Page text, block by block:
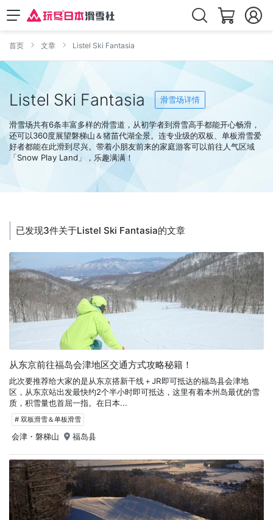
首页 文章 Listel Ski Fantasia
Listel Ski Fantasia 滑雪场详情
滑雪场共有6条丰富多样的滑雪道，从初学者到滑雪高手都能开心畅滑，
还可以360度展望磐梯山＆猪苗代湖全景。连专业级的双板、单板滑雪爱
好者都能在此滑到尽兴。带着小朋友前来的家庭游客可以前往人气区域
「Snow Play Land」，乐趣满满！
已发现3件关于Listel Ski Fantasia的文章
从东京前往福岛会津地区交通方式攻略秘籍！
此次要推荐给大家的是从东京搭新干线＋JR即可抵达的福岛县会津地
区，从东京站出发最快约2个半小时即可抵达，这里有着本州岛最优的雪
质，积雪量也首屈一指。在日本...
# 双板滑雪＆单板滑雪
会津・磐梯山 福岛县